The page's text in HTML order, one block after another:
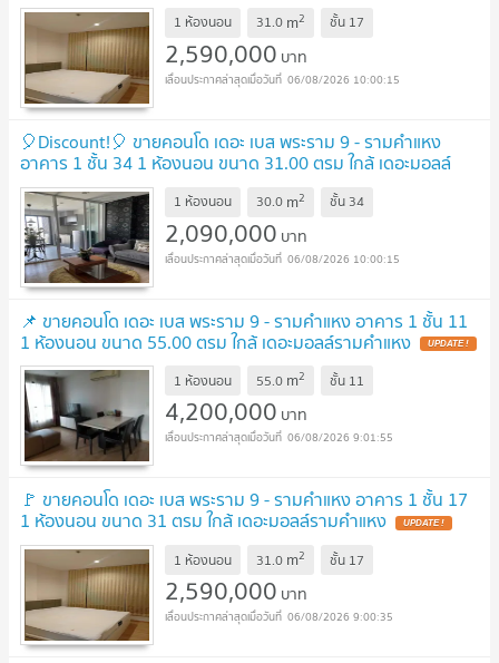
1 ห้องนอน 31.0 m2 ชั้น 17
2,590,000 บาท
06/08/2026 10:00:15
🎈Discount!🎈 ขายคอนโด เดอะ เบส พระราม 9 - รามคำแหง
อาคาร 1 ชั้น 34 1 ห้องนอน ขนาด 31.00 ตรม ใกล้ เดอะมอลล์
รามคำแหง NEW !
1 ห้องนอน 30.0 m2 ชั้น 34
2,090,000 บาท
06/08/2026 10:00:15
📌 ขายคอนโด เดอะ เบส พระราม 9 - รามคำแหง อาคาร 1 ชั้น 11
1 ห้องนอน ขนาด 55.00 ตรม ใกล้ เดอะมอลล์รามคำแหง UPDATE !
1 ห้องนอน 55.0 m2 ชั้น 11
4,200,000 บาท
06/08/2026 9:01:55
🚩 ขายคอนโด เดอะ เบส พระราม 9 - รามคำแหง อาคาร 1 ชั้น 17
1 ห้องนอน ขนาด 31 ตรม ใกล้ เดอะมอลล์รามคำแหง UPDATE !
1 ห้องนอน 31.0 m2 ชั้น 17
2,590,000 บาท
06/08/2026 9:00:35